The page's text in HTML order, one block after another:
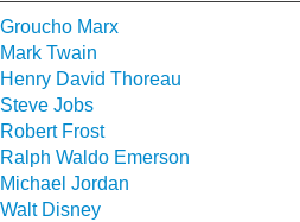
Groucho Marx
Mark Twain
Henry David Thoreau
Steve Jobs
Robert Frost
Ralph Waldo Emerson
Michael Jordan
Walt Disney